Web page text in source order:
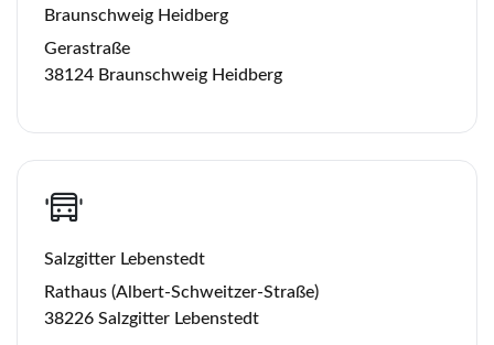
Braunschweig Heidberg
Gerastraße
38124 Braunschweig Heidberg
Salzgitter Lebenstedt
Rathaus (Albert-Schweitzer-Straße)
38226 Salzgitter Lebenstedt